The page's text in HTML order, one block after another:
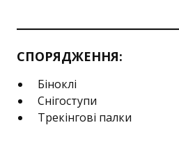
СПОРЯДЖЕННЯ:
Біноклі
Снігоступи
Трекінгові палки